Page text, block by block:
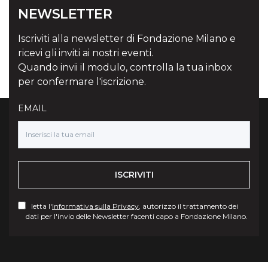
NEWSLETTER
Iscriviti alla newsletter di Fondazione Milano e
ricevi gli inviti ai nostri eventi.
Quando invii il modulo, controlla la tua inbox
per confermare l'iscrizione.
EMAIL
ISCRIVITI
letta l'Informativa sulla Privacy , autorizzo il trattamento dei
dati per l'invio delle Newsletter facenti capo a Fondazione Milano.